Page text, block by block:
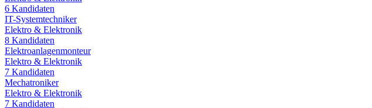
6 Kandidaten
IT-Systemtechniker
Elektro & Elektronik
8 Kandidaten
Elektroanlagenmonteur
Elektro & Elektronik
7 Kandidaten
Mechatroniker
Elektro & Elektronik
7 Kandidaten